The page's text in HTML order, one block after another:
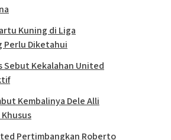
Kuning di Liga
Perlu Diketahui
Sebut Kekalahan United
Kembalinya Dele Alli
Pertimbangkan Roberto